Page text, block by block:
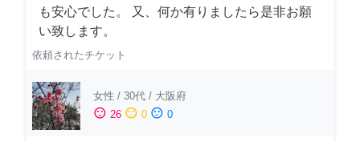
も安心でした。 又、何か有りましたら是非お願
い致します。
依頼されたチケット
女性 / 30代 / 大阪府
sentiment_satisfied 26 sentiment_neutral 0 sentiment_dissatisfied 0